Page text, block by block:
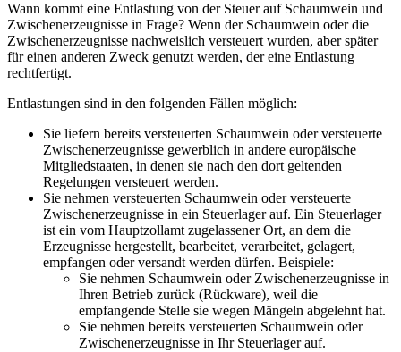
Wann kommt eine Entlastung von der Steuer auf Schaumwein und
Zwischenerzeugnisse in Frage? Wenn der Schaumwein oder die
Zwischenerzeugnisse nachweislich versteuert wurden, aber später
für einen anderen Zweck genutzt werden, der eine Entlastung
rechtfertigt.
Entlastungen sind in den folgenden Fällen möglich:
Sie liefern bereits versteuerten Schaumwein oder versteuerte
Zwischenerzeugnisse gewerblich in andere europäische
Mitgliedstaaten, in denen sie nach den dort geltenden
Regelungen versteuert werden.
Sie nehmen versteuerten Schaumwein oder versteuerte
Zwischenerzeugnisse in ein Steuerlager auf. Ein Steuerlager
ist ein vom Hauptzollamt zugelassener Ort, an dem die
Erzeugnisse hergestellt, bearbeitet, verarbeitet, gelagert,
empfangen oder versandt werden dürfen. Beispiele:
Sie nehmen Schaumwein oder Zwischenerzeugnisse in
Ihren Betrieb zurück (Rückware), weil die
empfangende Stelle sie wegen Mängeln abgelehnt hat.
Sie nehmen bereits versteuerten Schaumwein oder
Zwischenerzeugnisse in Ihr Steuerlager auf.